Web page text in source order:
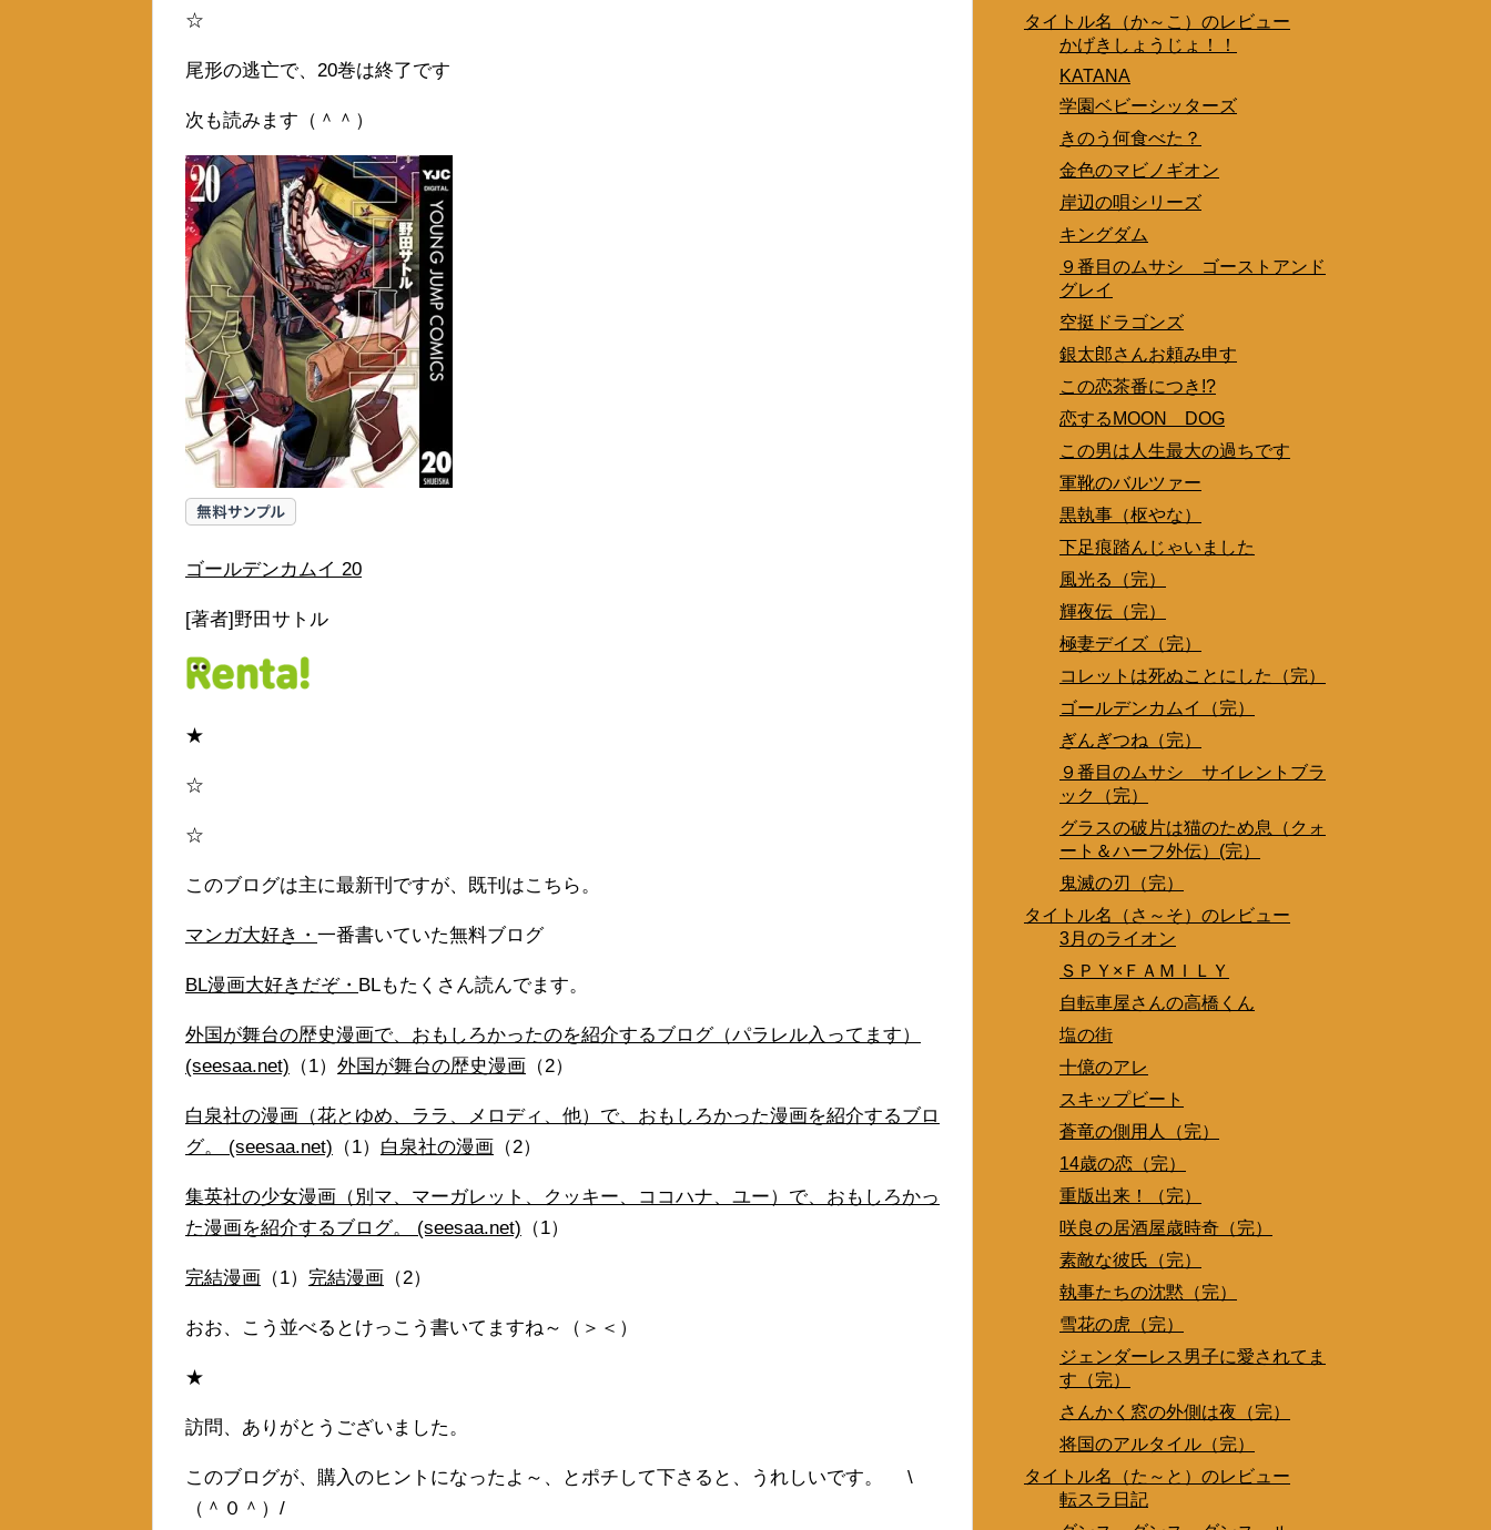
☆
尾形の逃亡で、20巻は終了です
次も読みます（＾＾）
ゴールデンカムイ 20
[著者]野田サトル
★
☆
☆
このブログは主に最新刊ですが、既刊はこちら。
マンガ大好き・ 一番書いていた無料ブログ
BL漫画大好きだぞ・ BLもたくさん読んでます。
外国が舞台の歴史漫画で、おもしろかったのを紹介するブログ（パラレル入ってます）
(seesaa.net) （1） 外国が舞台の歴史漫画 （2）
白泉社の漫画（花とゆめ、ララ、メロディ、他）で、おもしろかった漫画を紹介するブロ
グ。 (seesaa.net) （1） 白泉社の漫画 （2）
集英社の少女漫画（別マ、マーガレット、クッキー、ココハナ、ユー）で、おもしろかっ
た漫画を紹介するブログ。 (seesaa.net) （1）
完結漫画 （1） 完結漫画 （2）
おお、こう並べるとけっこう書いてますね～（＞＜）
★
訪問、ありがとうございました。
このブログが、購入のヒントになったよ～、とポチして下さると、うれしいです。 \
（＾０＾）/
タイトル名（か～こ）のレビュー
かげきしょうじょ！！
KATANA
学園ベビーシッターズ
きのう何食べた？
金色のマビノギオン
岸辺の唄シリーズ
キングダム
９番目のムサシ ゴーストアンド
グレイ
空挺ドラゴンズ
銀太郎さんお頼み申す
この恋茶番につき!?
恋するMOON DOG
この男は人生最大の過ちです
軍靴のバルツァー
黒執事（枢やな）
下足痕踏んじゃいました
風光る（完）
輝夜伝（完）
極妻デイズ（完）
コレットは死ぬことにした（完）
ゴールデンカムイ（完）
ぎんぎつね（完）
９番目のムサシ サイレントブラ
ック（完）
グラスの破片は猫のため息（クォ
ート＆ハーフ外伝）(完）
鬼滅の刃（完）
タイトル名（さ～そ）のレビュー
3月のライオン
ＳＰＹ×ＦＡＭＩＬＹ
自転車屋さんの高橋くん
塩の街
十億のアレ
スキップビート
蒼竜の側用人（完）
14歳の恋（完）
重版出来！（完）
咲良の居酒屋歳時奇（完）
素敵な彼氏（完）
執事たちの沈黙（完）
雪花の虎（完）
ジェンダーレス男子に愛されてま
す（完）
さんかく窓の外側は夜（完）
将国のアルタイル（完）
タイトル名（た～と）のレビュー
転スラ日記